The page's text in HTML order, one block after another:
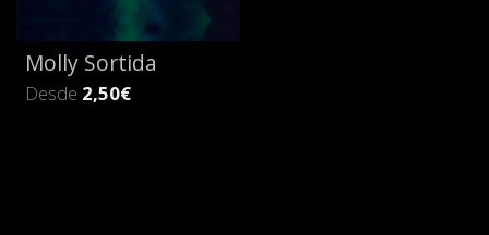
Molly Sortida
Desde 2,50€